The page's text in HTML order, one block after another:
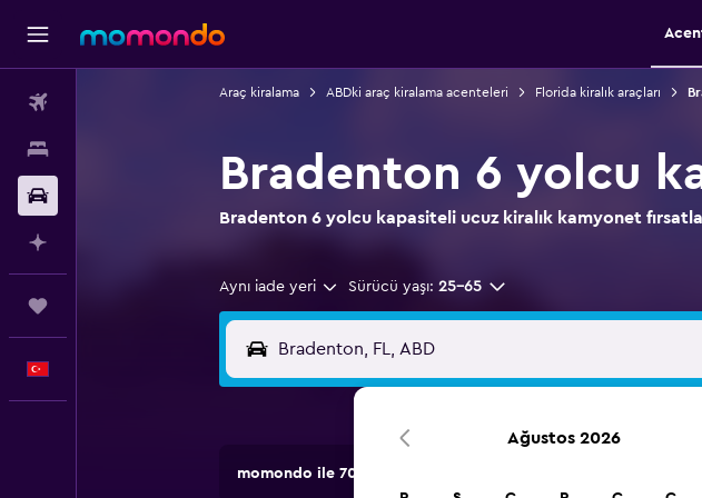
Araç kiralama ABDki araç kiralama acenteleri Florida kiralık araçları
Bradenton 6 yolcu
Bradenton 6 yolcu kapasiteli ucuz kiralık kamyonet
Aynı iade yeri Sürücü yaşı: 25-65
momondo ile 70.000'den fazla lokasyonda kiralama
Ağustos 2026